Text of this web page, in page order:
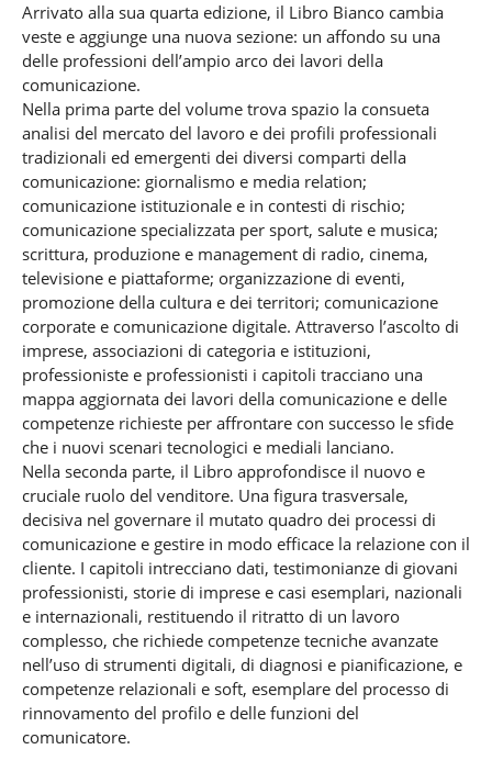
Arrivato alla sua quarta edizione, il Libro Bianco cambia
veste e aggiunge una nuova sezione: un affondo su una
delle professioni dell’ampio arco dei lavori della
comunicazione.
Nella prima parte del volume trova spazio la consueta
analisi del mercato del lavoro e dei profili professionali
tradizionali ed emergenti dei diversi comparti della
comunicazione: giornalismo e media relation;
comunicazione istituzionale e in contesti di rischio;
comunicazione specializzata per sport, salute e musica;
scrittura, produzione e management di radio, cinema,
televisione e piattaforme; organizzazione di eventi,
promozione della cultura e dei territori; comunicazione
corporate e comunicazione digitale. Attraverso l’ascolto di
imprese, associazioni di categoria e istituzioni,
professioniste e professionisti i capitoli tracciano una
mappa aggiornata dei lavori della comunicazione e delle
competenze richieste per affrontare con successo le sfide
che i nuovi scenari tecnologici e mediali lanciano.
Nella seconda parte, il Libro approfondisce il nuovo e
cruciale ruolo del venditore. Una figura trasversale,
decisiva nel governare il mutato quadro dei processi di
comunicazione e gestire in modo efficace la relazione con il
cliente. I capitoli intrecciano dati, testimonianze di giovani
professionisti, storie di imprese e casi esemplari, nazionali
e internazionali, restituendo il ritratto di un lavoro
complesso, che richiede competenze tecniche avanzate
nell’uso di strumenti digitali, di diagnosi e pianificazione, e
competenze relazionali e soft, esemplare del processo di
rinnovamento del profilo e delle funzioni del
comunicatore.